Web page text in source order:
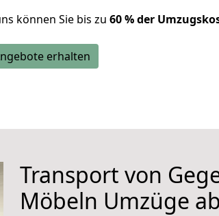
können Sie bis zu 60 % der
erhalten
Transport von
Möbeln Umzüge